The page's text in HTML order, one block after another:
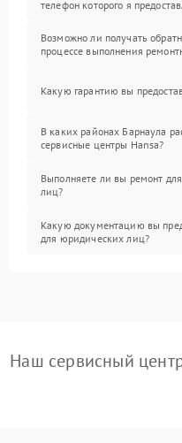
телефон которого я
Возможно ли получать
процессе выполнения
Какую гарантию вы
В каких районах Барнаула
сервисные центры Hansa?
Выполняете ли вы ремонт
лиц?
Какую документацию вы
для юридических лиц?
Наш сервисный